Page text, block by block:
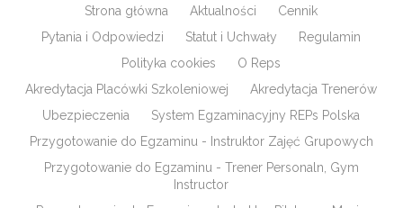
Strona główna Aktualności
Cennik
Pytania i Odpowiedzi
Statut i Uchwały
Regulamin
Polityka cookies
O Reps
Akredytacja Placówki Szkoleniowej
Akredytacja Trenerów
Ubezpieczenia
System Egzaminacyjny REPs Polska
Przygotowanie do Egzaminu - Instruktor Zajęć Grupowych
Przygotowanie do Egzaminu - Trener Personaln, Gym
Instructor